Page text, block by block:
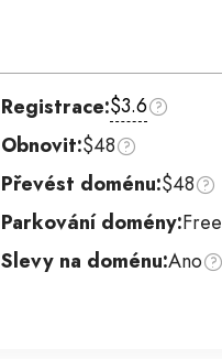
Registrace:$3.6
Obnovit:$48
Převést doménu:$48
Parkování domény:Free
Slevy na doménu:Ano